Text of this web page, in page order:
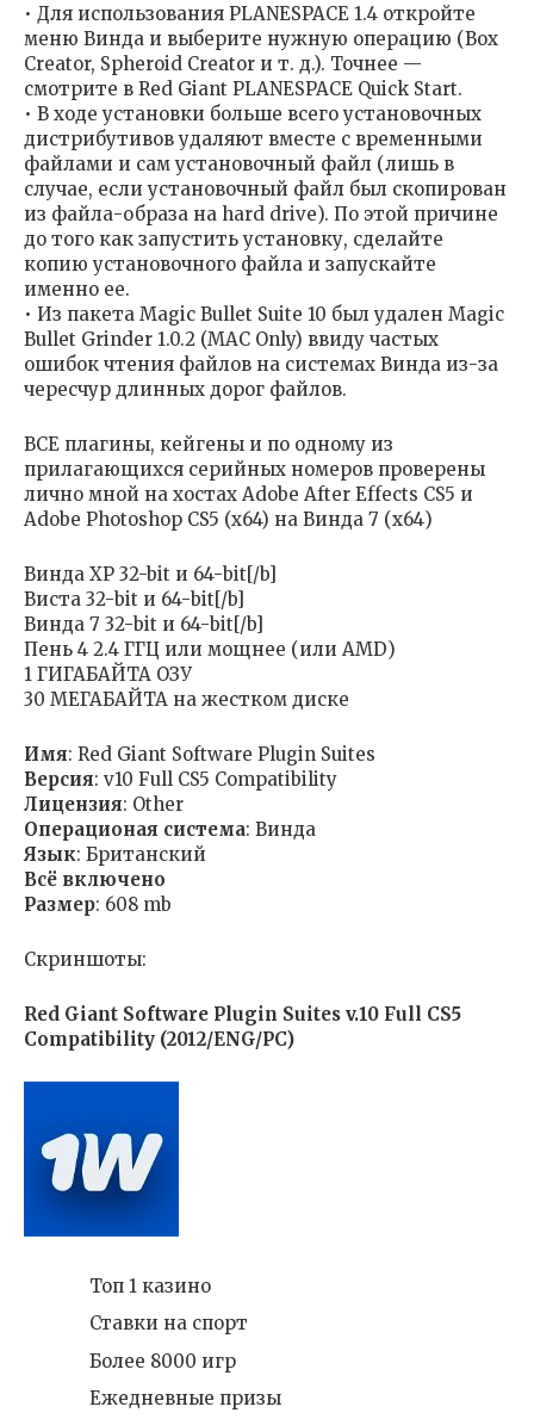
• Для использования PLANESPACE 1.4 откройте
меню Винда и выберите нужную операцию (Box
Creator, Spheroid Creator и т. д.). Точнее —
смотрите в Red Giant PLANESPACE Quick Start.
• В ходе установки больше всего установочных
дистрибутивов удаляют вместе с временными
файлами и сам установочный файл (лишь в
случае, если установочный файл был скопирован
из файла-образа на hard drive). По этой причине
до того как запустить установку, сделайте
копию установочного файла и запускайте
именно ее.
• Из пакета Magic Bullet Suite 10 был удален Magic
Bullet Grinder 1.0.2 (MAC Only) ввиду частых
ошибок чтения файлов на системах Винда из-за
чересчур длинных дорог файлов.
ВСЕ плагины, кейгены и по одному из
прилагающихся серийных номеров проверены
лично мной на хостах Adobe After Effects CS5 и
Adobe Photoshop CS5 (x64) на Винда 7 (x64)
Винда XP 32-bit и 64-bit[/b]
Виста 32-bit и 64-bit[/b]
Винда 7 32-bit и 64-bit[/b]
Пень 4 2.4 ГГЦ или мощнее (или AMD)
1 ГИГАБАЙТА ОЗУ
30 МЕГАБАЙТА на жестком диске
Имя: Red Giant Software Plugin Suites
Версия: v10 Full CS5 Compatibility
Лицензия: Other
Операционая система: Винда
Язык: Британский
Всё включено
Размер: 608 mb
Скриншоты:
Red Giant Software Plugin Suites v.10 Full CS5
Compatibility (2012/ENG/PC)
Топ 1 казино
Ставки на спорт
Более 8000 игр
Ежедневные призы